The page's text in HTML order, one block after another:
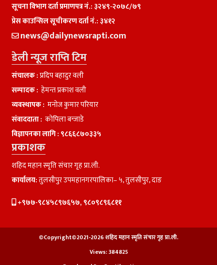
सूचना विभाग दर्ता प्रमाणपत्र नं.: ३२४९-२०७८/७९
प्रेस काउन्सिल सूचीकरण दर्ता नं.: ३४१२
news@dailynewsrapti.com
डेली न्यूज राप्ति टिम
संचालक :प्रदिप बहादुर वली
सम्पादक : हेमन्त प्रकाश वली
व्यवस्थापक : मनाेज कुमार परियार
संवाददाता : काेपिला बन्जाडे
विज्ञापनका लागि : ९८६६८७०३३५
प्रकाशक
शहिद महान स्मृति संचार गृह प्रा.ली.
कार्यालय:तुलसीपुर उपमहानगरपालिका– ५, तुलसीपुर, दाङ
+९७७-९८४५८९७६५७, ९८०९८९६८११
©Copyright©2021-2026 शहिद महान स्मृति संचार गृह प्रा.ली.
Views:384825